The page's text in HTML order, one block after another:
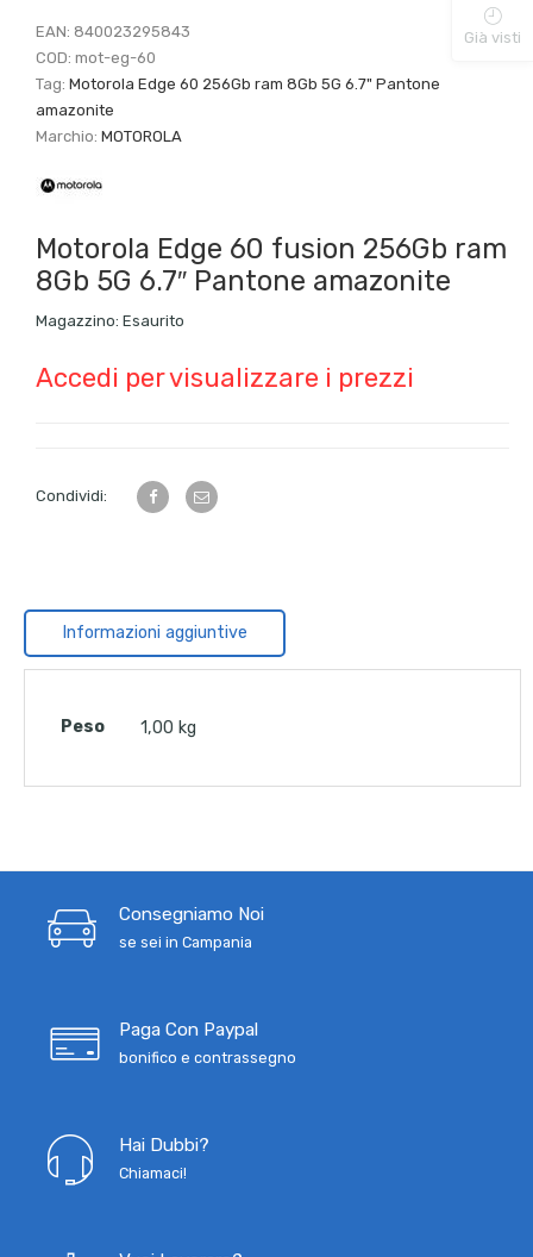
EAN: 840023295843
COD:mot-eg-60
Tag:Motorola Edge 60 256Gb ram 8Gb 5G 6.7" Pantone
amazonite
Marchio:MOTOROLA
Motorola Edge 60 fusion 256Gb ram
8Gb 5G 6.7″ Pantone amazonite
Magazzino: Esaurito
Accedi per visualizzare i prezzi
Condividi:
Informazioni aggiuntive
Peso 1,00 kg
Consegniamo Noi
se sei in Campania
Paga Con Paypal
bonifico e contrassegno
Hai Dubbi?
Chiamaci!
Già visti